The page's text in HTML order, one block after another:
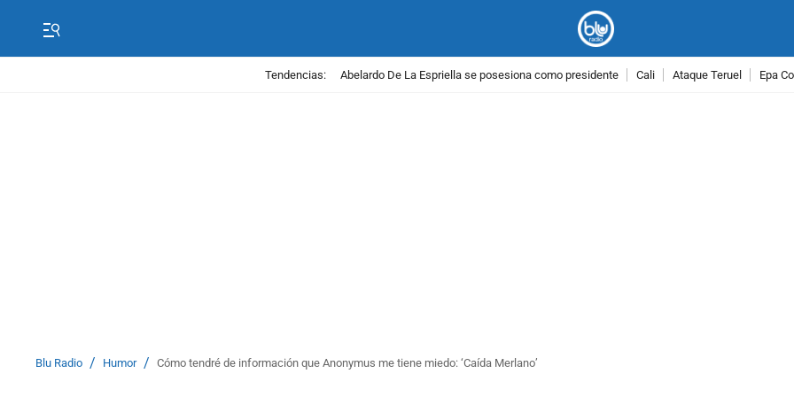
Tendencias: Abelardo De La Espriella se posesiona como presidente Cali Ataque Teruel Epa
Blu Radio / Humor / Cómo tendré de información que Anonymus me tiene miedo: ‘Caída Merlano’